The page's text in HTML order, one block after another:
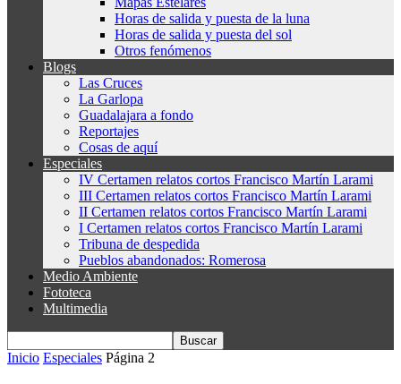
Horas de salida y puesta de la luna
Horas de salida y puesta del sol
Otros fenómenos
Blogs
Las Cruces
La Garlopa
Guadalajara a fondo
Reportajes
Cosas de aquí
Especiales
IV Certamen relatos cortos Francisco Martín Larami
III Certamen relatos cortos Francisco Martín Larami
II Certamen relatos cortos Francisco Martín Larami
I Certamen relatos cortos Francisco Martín Larami
Tribuna de despedida
Pueblos abandonados: Romerosa
Medio Ambiente
Fototeca
Multimedia
Inicio Especiales Página 2